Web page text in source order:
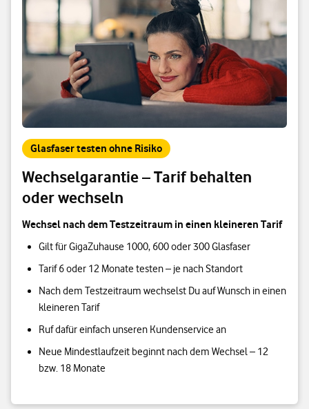
Glasfaser testen ohne Risiko
Wechselgarantie – Tarif behalten
oder wechseln
Wechsel nach dem Testzeitraum in einen kleineren Tarif
Gilt für GigaZuhause 1000, 600 oder 300 Glasfaser
Tarif 6 oder 12 Monate testen – je nach Standort
Nach dem Testzeitraum wechselst Du auf Wunsch in einen
kleineren Tarif
Ruf dafür einfach unseren Kundenservice an
Neue Mindestlaufzeit beginnt nach dem Wechsel – 12
bzw. 18 Monate